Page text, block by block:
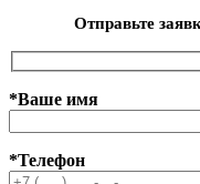
Отправьте
*Ваше имя
*Телефон